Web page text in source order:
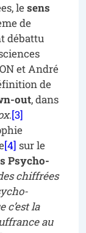
lesens
de
débattu
et André
de
out, dans
.[3]
[4] sur le
Psycho-
chiffrées
c’est la
au